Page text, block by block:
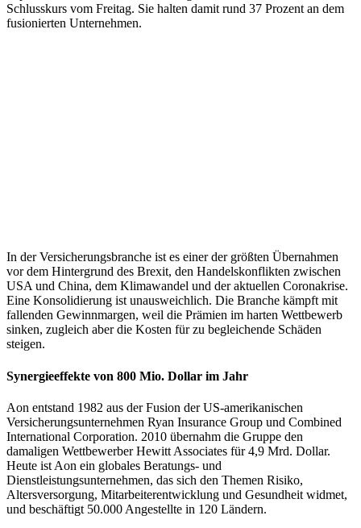
Schlusskurs vom Freitag. Sie halten damit rund 37 Prozent an dem
fusionierten Unternehmen.
In der Versicherungsbranche ist es einer der größten Übernahmen
vor dem Hintergrund des Brexit, den Handelskonflikten zwischen
USA und China, dem Klimawandel und der aktuellen Coronakrise.
Eine Konsolidierung ist unausweichlich. Die Branche kämpft mit
fallenden Gewinnmargen, weil die Prämien im harten Wettbewerb
sinken, zugleich aber die Kosten für zu begleichende Schäden
steigen.
Synergieeffekte von 800 Mio. Dollar im Jahr
Aon entstand 1982 aus der Fusion der US-amerikanischen
Versicherungsunternehmen Ryan Insurance Group und Combined
International Corporation. 2010 übernahm die Gruppe den
damaligen Wettbewerber Hewitt Associates für 4,9 Mrd. Dollar.
Heute ist Aon ein globales Beratungs- und
Dienstleistungsunternehmen, das sich den Themen Risiko,
Altersversorgung, Mitarbeiterentwicklung und Gesundheit widmet,
und beschäftigt 50.000 Angestellte in 120 Ländern.